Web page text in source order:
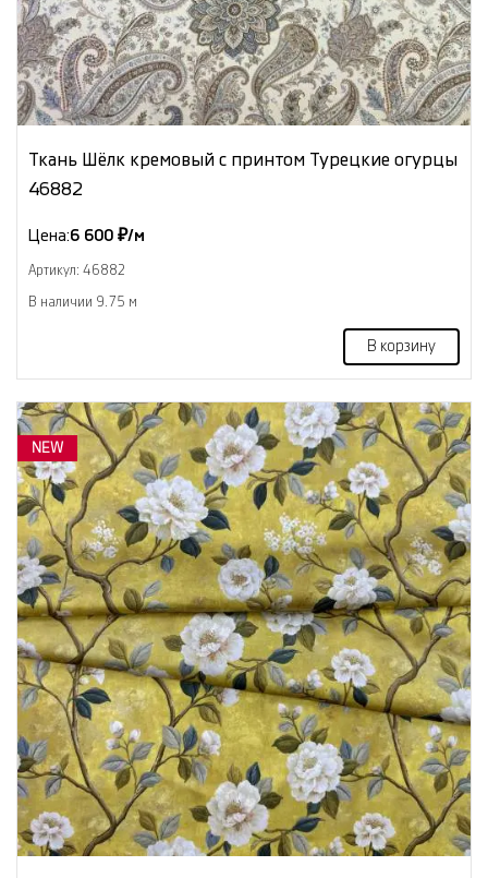
Ткань Шёлк кремовый с принтом Турецкие огурцы
46882
Цена:6 600 ₽/м
Артикул: 46882
В наличии 9.75 м
В корзину
NEW